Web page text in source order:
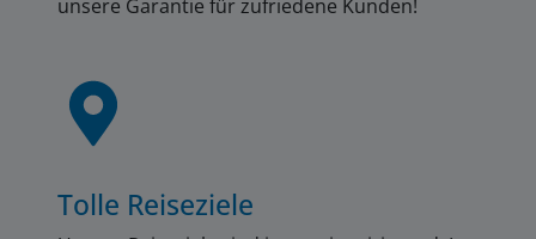
unsere Garantie für zufriedene Kunden!
Tolle Reiseziele